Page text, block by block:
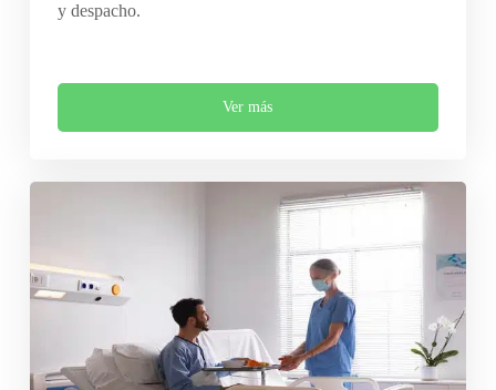
y despacho.
Ver más